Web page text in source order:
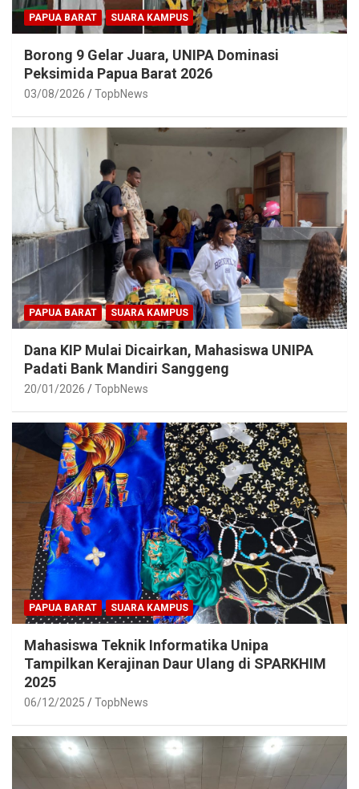
PAPUA BARAT SUARA KAMPUS
Borong 9 Gelar Juara, UNIPA Dominasi
Peksimida Papua Barat 2026
03/08/2026 TopbNews
PAPUA BARAT SUARA KAMPUS
Dana KIP Mulai Dicairkan, Mahasiswa UNIPA
Padati Bank Mandiri Sanggeng
20/01/2026 TopbNews
PAPUA BARAT SUARA KAMPUS
Mahasiswa Teknik Informatika Unipa
Tampilkan Kerajinan Daur Ulang di SPARKHIM
2025
06/12/2025 TopbNews